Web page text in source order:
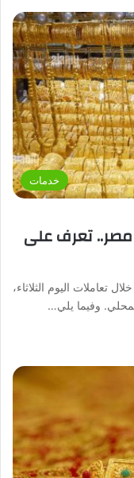
خدمات
تعرف على
اليوم الثلاثاء،
وفيما يلي…